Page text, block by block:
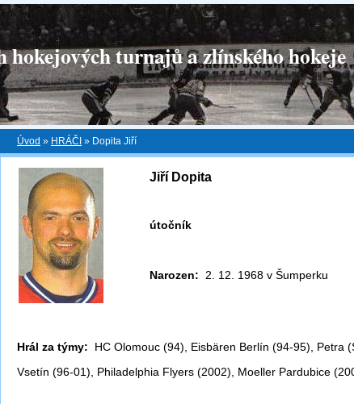
hokejových turnajů a zlínského hokeje
Úvod » HRÁČI » Dopita Jiří
Jiří Dopita
útočník
Narozen: 2. 12. 1968 v Šumperku
Hrál za týmy: HC Olomouc (94), Eisbären Berlín (94-95), Petra
Vsetín (96-01), Philadelphia Flyers (2002), Moeller Pardubice